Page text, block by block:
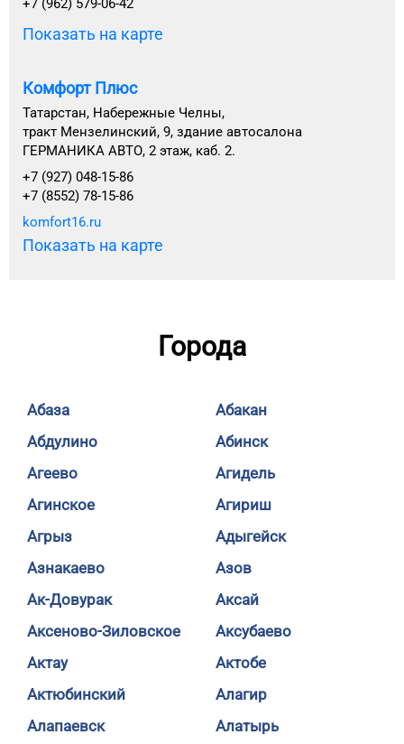
+7 (962) 579-06-42
Показать на карте
Комфорт Плюс
Татарстан, Набережные Челны,
тракт Мензелинский, 9, здание автосалона
ГЕРМАНИКА АВТО, 2 этаж, каб. 2.
+7 (927) 048-15-86
+7 (8552) 78-15-86
komfort16.ru
Показать на карте
Города
Абаза
Абакан
Абдулино
Абинск
Агеево
Агидель
Агинское
Агириш
Агрыз
Адыгейск
Азнакаево
Азов
Ак-Довурак
Аксай
Аксеново-Зиловское
Аксубаево
Актау
Актобе
Актюбинский
Алагир
Алапаевск
Алатырь